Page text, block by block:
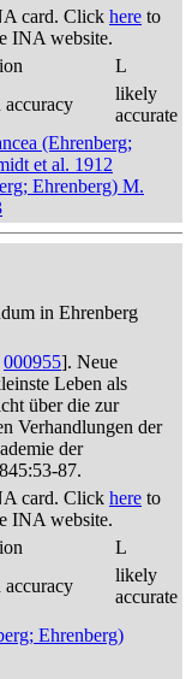
card. Click here to
INA website.
L
accuracy
likely
accurate
(Ehrenberg;
et al. 1912
Ehrenberg) M.
in Ehrenberg
000955]. Neue
Leben als
über die zur
Verhandlungen der
der
87.
card. Click here to
INA website.
L
accuracy
likely
accurate
Ehrenberg)